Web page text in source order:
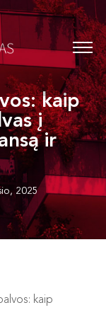
kaip
į
ir
2025
kaip